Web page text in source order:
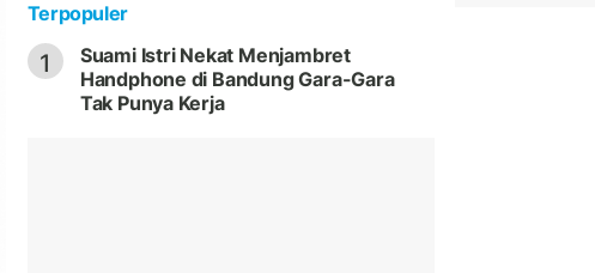
Terpopuler
1
Suami Istri Nekat Menjambret
Handphone di Bandung Gara-Gara
Tak Punya Kerja